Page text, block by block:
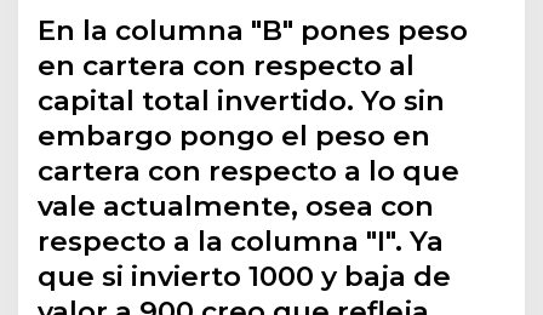
En la columna "B" pones peso
en cartera con respecto al
capital total invertido. Yo sin
embargo pongo el peso en
cartera con respecto a lo que
vale actualmente, osea con
respecto a la columna "I". Ya
que si invierto 1000 y baja de